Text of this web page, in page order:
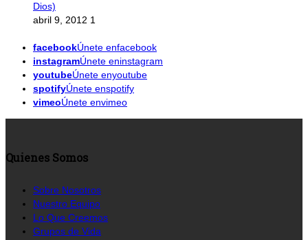
Dios)
abril 9, 2012 1
facebookÚnete enfacebook
instagramÚnete eninstagram
youtubeÚnete enyoutube
spotifyÚnete enspotify
vimeoÚnete envimeo
Quienes Somos
Sobre Nosotros
Nuestro Equipo
Lo Que Creemos
Grupos de Vida